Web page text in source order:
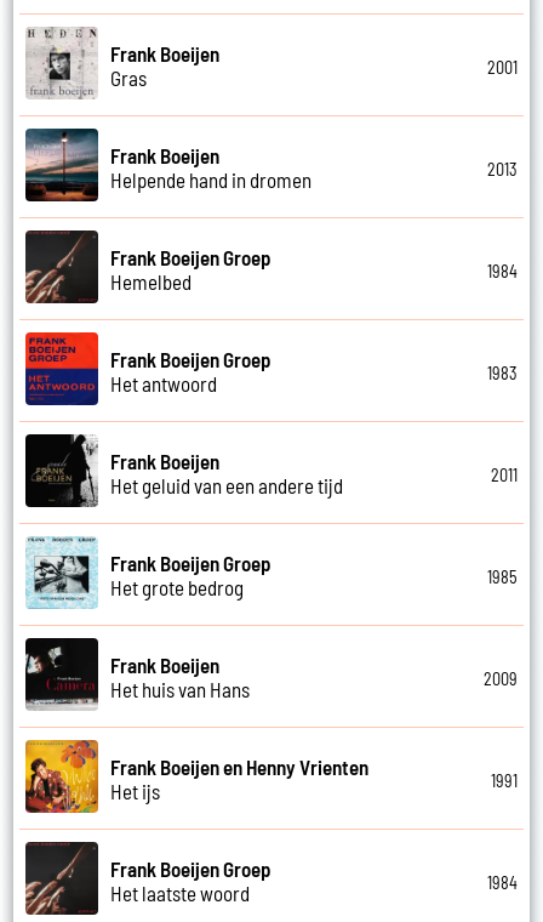
Frank Boeijen
Gras
2001
Frank Boeijen
Helpende hand in dromen
2013
Frank Boeijen Groep
Hemelbed
1984
Frank Boeijen Groep
Het antwoord
1983
Frank Boeijen
Het geluid van een andere tijd
2011
Frank Boeijen Groep
Het grote bedrog
1985
Frank Boeijen
Het huis van Hans
2009
Frank Boeijen en Henny Vrienten
Het ijs
1991
Frank Boeijen Groep
Het laatste woord
1984